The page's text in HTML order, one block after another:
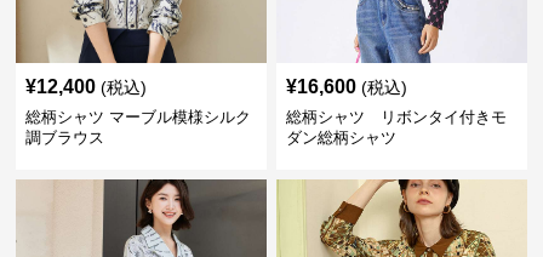
¥12,400 (税込)
総柄シャツ マーブル模様シルク
調ブラウス
¥16,600 (税込)
総柄シャツ リボンタイ付きモ
ダン総柄シャツ